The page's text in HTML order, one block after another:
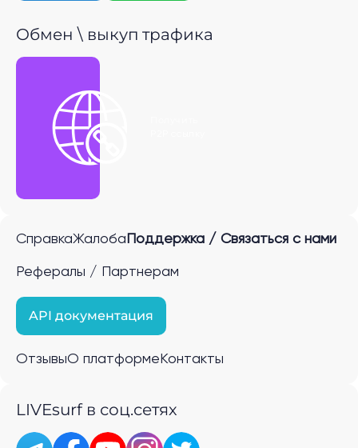
Обмен \ выкуп трафика
СправкаЖалоба Поддержка / Связаться с нами
Рефералы / Партнерам
API документация
ОтзывыО платформе Контакты
LIVEsurf в соц.сетях